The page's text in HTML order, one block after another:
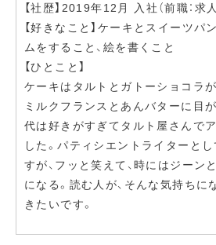
【社歴】2019年12月 入社（前職：求
【好きなこと】ケーキとスイーツパ
ムをすること、絵を書くこと
【ひとこと】
ケーキはタルトとガトーショコラ
ミルクフランスとあんバターに目
代は好きがすぎてタルト屋さんで
した。パティシエントライターと
すが、フッと笑えて、時にはジーン
になる。読む人が、そんな気持ちに
きたいです。